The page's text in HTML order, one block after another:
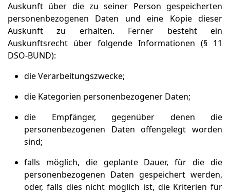
Auskunft über die zu seiner Person gespeicherten
personenbezogenen Daten und eine Kopie dieser
Auskunft zu erhalten. Ferner besteht ein
Auskunftsrecht über folgende Informationen (§ 11
DSO-BUND):
die Verarbeitungszwecke;
die Kategorien personenbezogener Daten;
die Empfänger, gegenüber denen die
personenbezogenen Daten offengelegt worden
sind;
falls möglich, die geplante Dauer, für die die
personenbezogenen Daten gespeichert werden,
oder, falls dies nicht möglich ist, die Kriterien für